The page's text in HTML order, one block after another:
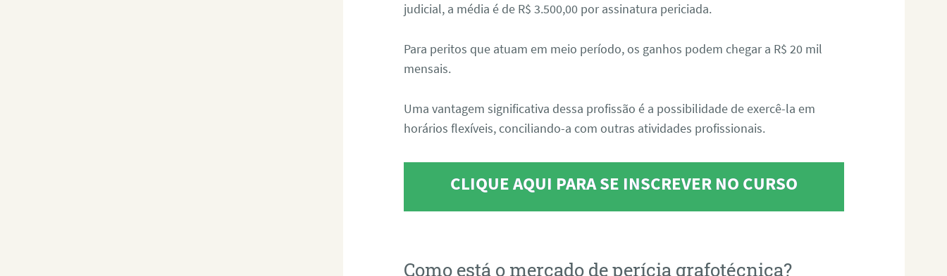
judicial, a média é de R$ 3.500,00 por assinatura periciada.
Para peritos que atuam em meio período, os ganhos podem chegar a R$ 20 mil
mensais.
Uma vantagem significativa dessa profissão é a possibilidade de exercê-la em
horários flexíveis, conciliando-a com outras atividades profissionais.
CLIQUE AQUI PARA SE INSCREVER NO CURSO
Como está o mercado de perícia grafotécnica?